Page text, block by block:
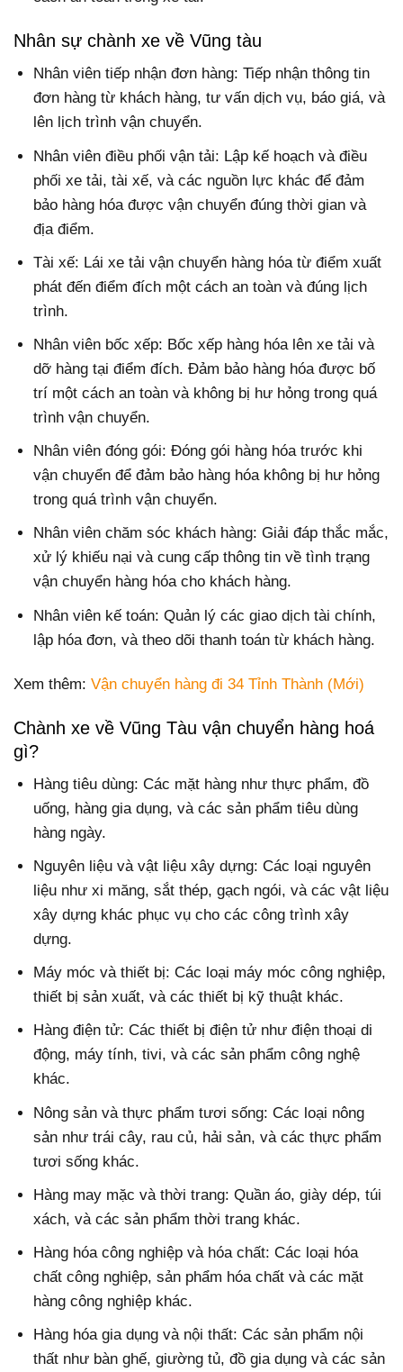
Nhân sự chành xe về Vũng tàu
Nhân viên tiếp nhận đơn hàng: Tiếp nhận thông tin
đơn hàng từ khách hàng, tư vấn dịch vụ, báo giá, và
lên lịch trình vận chuyển.
Nhân viên điều phối vận tải: Lập kế hoạch và điều
phối xe tải, tài xế, và các nguồn lực khác để đảm
bảo hàng hóa được vận chuyển đúng thời gian và
địa điểm.
Tài xế: Lái xe tải vận chuyển hàng hóa từ điểm xuất
phát đến điểm đích một cách an toàn và đúng lịch
trình.
Nhân viên bốc xếp: Bốc xếp hàng hóa lên xe tải và
dỡ hàng tại điểm đích. Đảm bảo hàng hóa được bố
trí một cách an toàn và không bị hư hỏng trong quá
trình vận chuyển.
Nhân viên đóng gói: Đóng gói hàng hóa trước khi
vận chuyển để đảm bảo hàng hóa không bị hư hỏng
trong quá trình vận chuyển.
Nhân viên chăm sóc khách hàng: Giải đáp thắc mắc,
xử lý khiếu nại và cung cấp thông tin về tình trạng
vận chuyển hàng hóa cho khách hàng.
Nhân viên kế toán: Quản lý các giao dịch tài chính,
lập hóa đơn, và theo dõi thanh toán từ khách hàng.
Xem thêm: Vận chuyển hàng đi 34 Tỉnh Thành (Mới)
Chành xe về Vũng Tàu vận chuyển hàng hoá
gì?
Hàng tiêu dùng: Các mặt hàng như thực phẩm, đồ
uống, hàng gia dụng, và các sản phẩm tiêu dùng
hàng ngày.
Nguyên liệu và vật liệu xây dựng: Các loại nguyên
liệu như xi măng, sắt thép, gạch ngói, và các vật liệu
xây dựng khác phục vụ cho các công trình xây
dựng.
Máy móc và thiết bị: Các loại máy móc công nghiệp,
thiết bị sản xuất, và các thiết bị kỹ thuật khác.
Hàng điện tử: Các thiết bị điện tử như điện thoại di
động, máy tính, tivi, và các sản phẩm công nghệ
khác.
Nông sản và thực phẩm tươi sống: Các loại nông
sản như trái cây, rau củ, hải sản, và các thực phẩm
tươi sống khác.
Hàng may mặc và thời trang: Quần áo, giày dép, túi
xách, và các sản phẩm thời trang khác.
Hàng hóa công nghiệp và hóa chất: Các loại hóa
chất công nghiệp, sản phẩm hóa chất và các mặt
hàng công nghiệp khác.
Hàng hóa gia dụng và nội thất: Các sản phẩm nội
thất như bàn ghế, giường tủ, đồ gia dụng và các sản